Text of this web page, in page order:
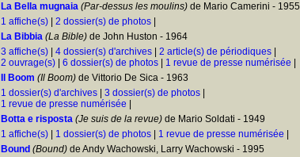
La Bella mugnaia (Par-dessus les moulins) de Mario Camerini - 1955
1 affiche(s)
2 dossier(s) de photos
La Bibbia (La Bible) de John Huston - 1964
3 affiche(s)
4 dossier(s) d'archives 2 article(s) de périodiques
2 ouvrage(s)
6 dossier(s) de photos 1 revue de presse numérisée
Il Boom (Il Boom) de Vittorio De Sica - 1963
1 dossier(s) d'archives
3 dossier(s) de photos
1 revue de presse numérisée
Botta e risposta (Je suis de la revue) de Mario Soldati - 1949
1 affiche(s)
1 dossier(s) de photos 1 revue de presse numérisée
Bound (Bound) de Andy Wachowski, Larry Wachowski - 1995